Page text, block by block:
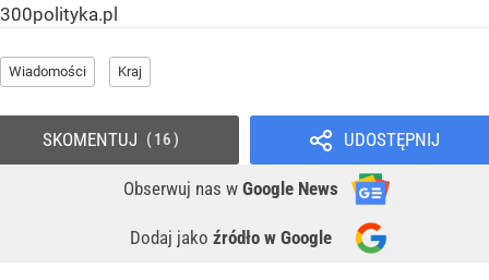
300polityka.pl
Wiadomości Kraj
UDOSTĘPNIJ
Obserwuj nas w Google News
Dodaj jako źródło w Google
SKOMENTUJ 16